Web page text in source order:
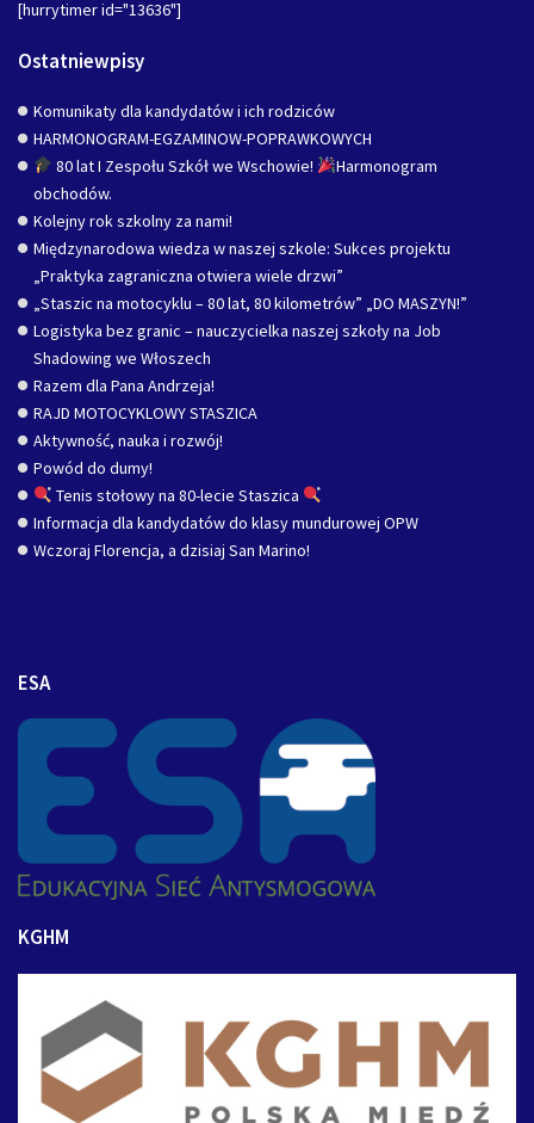
[hurrytimer id="13636"]
Ostatniewpisy
Komunikaty dla kandydatów i ich rodziców
HARMONOGRAM-EGZAMINOW-POPRAWKOWYCH
80 lat I Zespołu Szkół we Wschowie!
Harmonogram
obchodów.
Kolejny rok szkolny za nami!
Międzynarodowa wiedza w naszej szkole: Sukces projektu
„Praktyka zagraniczna otwiera wiele drzwi”
„Staszic na motocyklu – 80 lat, 80 kilometrów” „DO MASZYN!”
Logistyka bez granic – nauczycielka naszej szkoły na Job
Shadowing we Włoszech
Razem dla Pana Andrzeja!
RAJD MOTOCYKLOWY STASZICA
Aktywność, nauka i rozwój!
Powód do dumy!
Tenis stołowy na 80-lecie Staszica
Informacja dla kandydatów do klasy mundurowej OPW
Wczoraj Florencja, a dzisiaj San Marino!
ESA
KGHM